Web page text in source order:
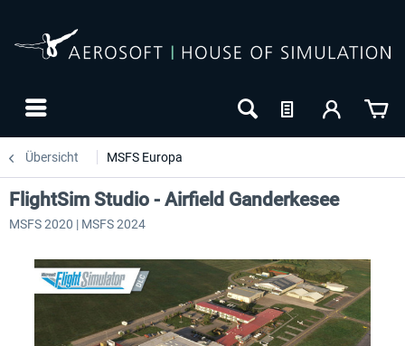
Übersicht MSFS Europa
FlightSim Studio - Airfield Ganderkesee
MSFS 2020 | MSFS 2024